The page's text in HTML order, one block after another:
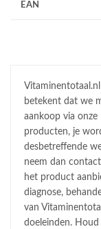
EAN
betekent dat we
aankoop via onze
producten, je
desbetreffende
neem dan
het product
diagnose,
van
doeleinden.